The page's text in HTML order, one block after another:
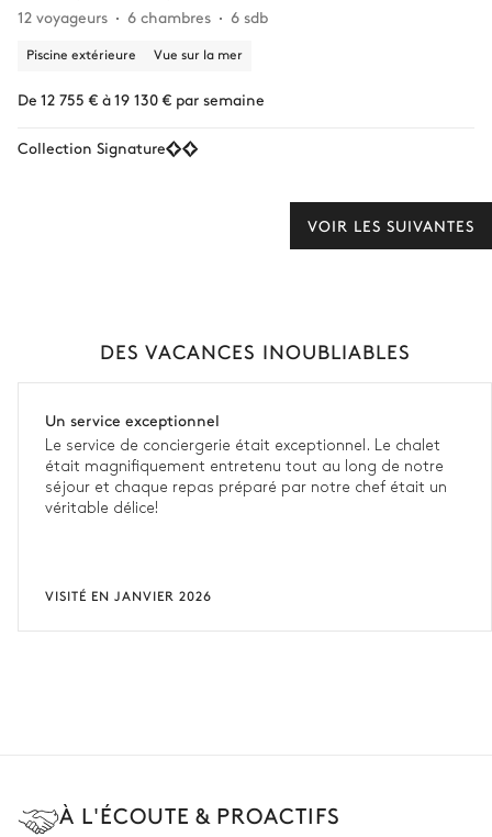
12 voyageurs
6 chambres 6 sdb
Piscine extérieure Vue sur la mer
De 12 755 € à 19 130 € par semaine
Collection Signature
VOIR LES SUIVANTES
DES VACANCES INOUBLIABLES
Un service exceptionnel
Le service de conciergerie était exceptionnel. Le chalet
était magnifiquement entretenu tout au long de notre
séjour et chaque repas préparé par notre chef était un
véritable délice!
VISITÉ EN JANVIER 2026
À L'ÉCOUTE & PROACTIFS